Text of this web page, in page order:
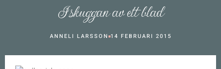
I skuggan av ett blad
ANNELI LARSSON 14 FEBRUARI 2015